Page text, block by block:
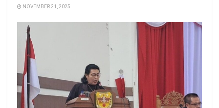
NOVEMBER 21, 2025